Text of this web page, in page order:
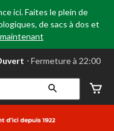
ici. Faites le plein de
de sacs à dos et
⋅ Fermeture à 22:00